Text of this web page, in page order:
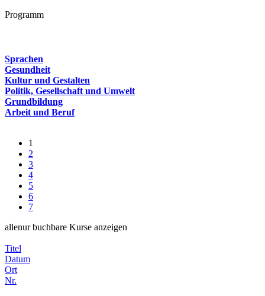
Programm
Sprachen
Gesundheit
Kultur und Gestalten
Politik, Gesellschaft und Umwelt
Grundbildung
Arbeit und Beruf
1
2
3
4
5
6
7
allenur buchbare Kurse anzeigen
Titel
Datum
Ort
Nr.